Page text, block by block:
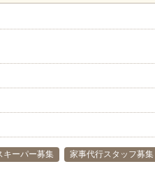
キーパー募集 家事代行スタッフ募集